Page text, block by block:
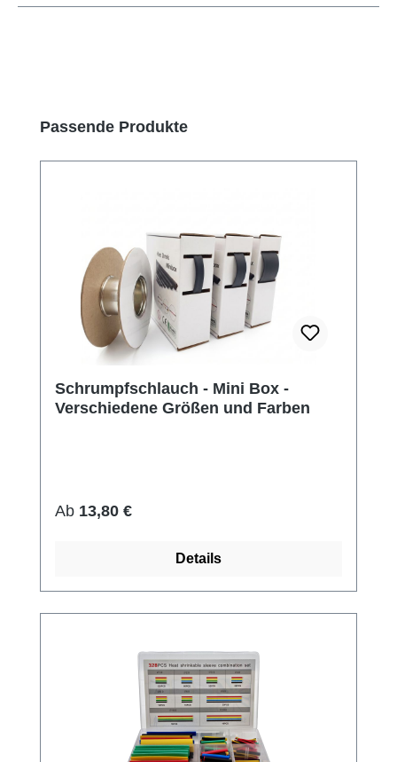
Produktgalerie überspringen
Passende Produkte
Schrumpfschlauch - Mini Box -
Verschiedene Größen und Farben
Regulärer Preis:
Ab 13,80 €
Details